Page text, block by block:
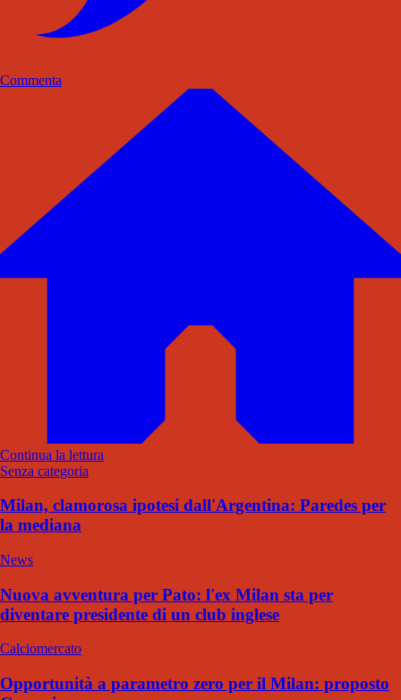
Commenta
Continua la lettura
Senza categoria
Milan, clamorosa ipotesi dall'Argentina: Paredes per
la mediana
News
Nuova avventura per Pato: l'ex Milan sta per
diventare presidente di un club inglese
Calciomercato
Opportunità a parametro zero per il Milan: proposto